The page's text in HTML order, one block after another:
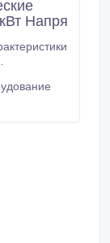
Напря
12